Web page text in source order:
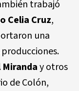
trabajó
Celia Cruz,
una
y otros
de Colón,